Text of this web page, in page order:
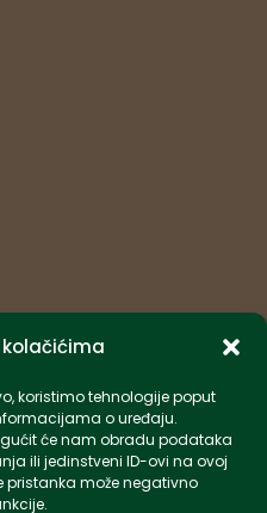
koristimo tehnologije poput
o uređaju.
će nam obradu podataka
ili jedinstveni ID-ovi na ovoj
pristanka može negativno